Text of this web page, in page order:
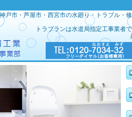
神戸市・芦屋市・西宮市の水廻り・トラブル・
トラブランは水道局指定工事業者